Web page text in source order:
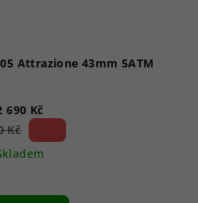
Attrazione 43mm 5ATM
690 Kč
Kč